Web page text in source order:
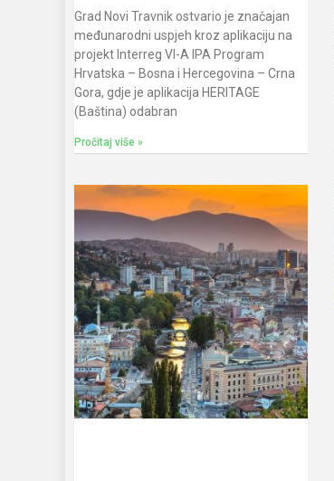
Grad Novi Travnik ostvario je značajan
međunarodni uspjeh kroz aplikaciju na
projekt Interreg VI-A IPA Program
Hrvatska – Bosna i Hercegovina – Crna
Gora, gdje je aplikacija HERITAGE
(Baština) odabran
Pročitaj više »